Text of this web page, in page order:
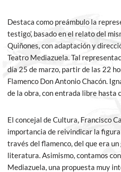
Destaca como preámbulo la
testigo’, basado en el relato del
Quiñones, con adaptación y
Teatro Mediazuela. Tal
día 25 de marzo, partir de las 22
Flamenco Don Antonio Chacón.
de la obra, con entrada libre hasta
El concejal de Cultura, Francisco
importancia de reivindicar la
través del flamenco, del que era
literatura. Asimismo, contamos
Mediazuela, una propuesta muy